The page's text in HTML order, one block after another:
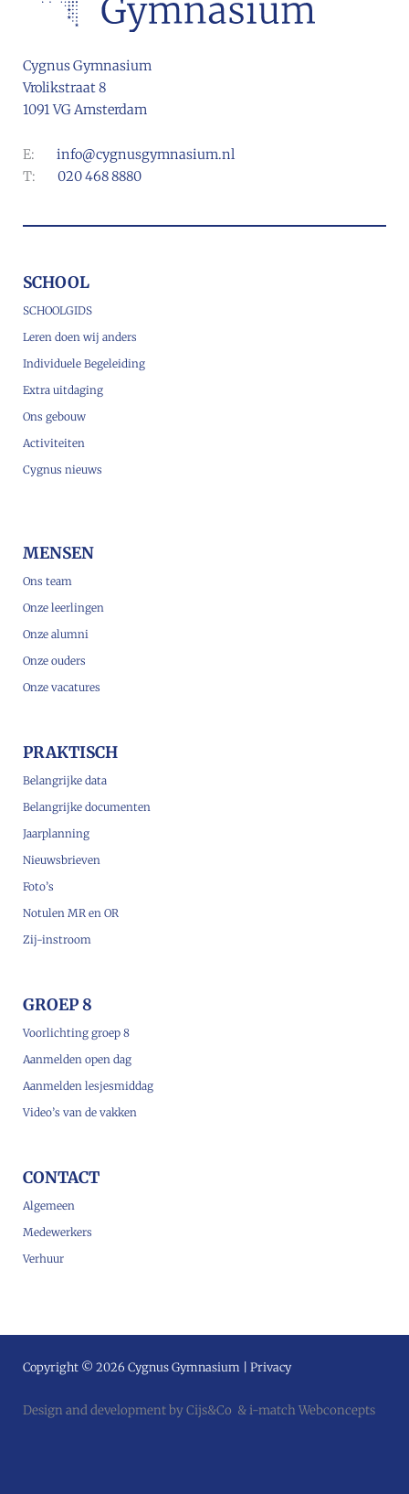
Cygnus Gymnasium
Vrolikstraat 8
1091 VG Amsterdam
E: info@cygnusgymnasium.nl
T: 020 468 8880
SCHOOL
SCHOOLGIDS
Leren doen wij anders
Individuele Begeleiding
Extra uitdaging
Ons gebouw
Activiteiten
Cygnus nieuws
MENSEN
Ons team
Onze leerlingen
Onze alumni
Onze ouders
Onze vacatures
PRAKTISCH
Belangrijke data
Belangrijke documenten
Jaarplanning
Nieuwsbrieven
Foto’s
Notulen MR en OR
Zij-instroom
GROEP 8
Voorlichting groep 8
Aanmelden open dag
Aanmelden lesjesmiddag
Video’s van de vakken
CONTACT
Algemeen
Medewerkers
Verhuur
Copyright © 2026 Cygnus Gymnasium | Privacy
Design and development by Cijs&Co &i-match Webconcepts